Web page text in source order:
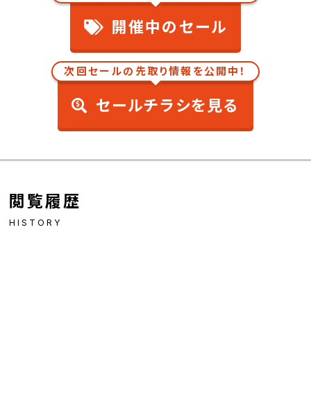
開催中のセール
次回セールの先取り情報を公開中！
セールチラシを見る
閲覧履歴
HISTORY